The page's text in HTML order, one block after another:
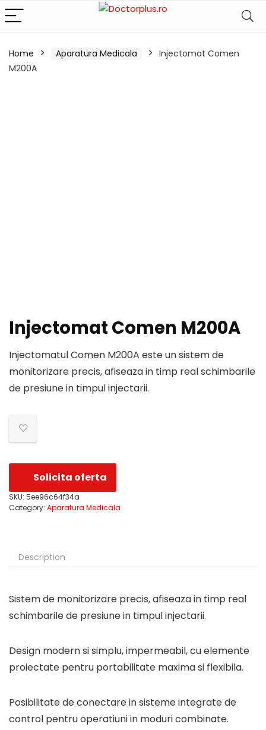
Home Aparatura Medicala
Injectomat Comen
M200A
Injectomat Comen M200A
Injectomatul Comen M200A este un sistem de
monitorizare precis, afiseaza in timp real schimbarile
de presiune in timpul injectarii.
Solicita oferta
SKU: 5ee96c64f34a
Category: Aparatura Medicala
Description
Sistem de monitorizare precis, afiseaza in timp real
schimbarile de presiune in timpul injectarii.
Design modern si simplu, impermeabil, cu elemente
proiectate pentru portabilitate maxima si flexibila.
Posibilitate de conectare in sisteme integrate de
control pentru operatiuni in moduri combinate.